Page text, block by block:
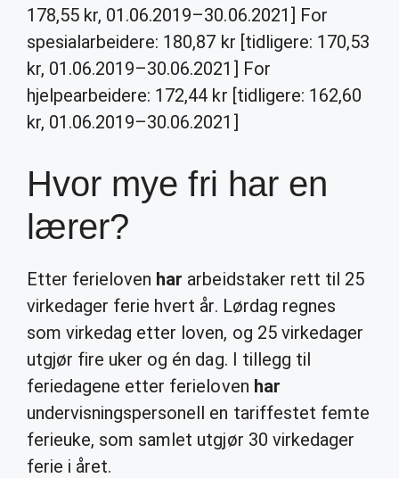
178,55 kr, 01.06.2019–30.06.2021] For
spesialarbeidere: 180,87 kr [tidligere: 170,53
kr, 01.06.2019–30.06.2021] For
hjelpearbeidere: 172,44 kr [tidligere: 162,60
kr, 01.06.2019–30.06.2021]
Hvor mye fri har en
lærer?
Etter ferieloven har arbeidstaker rett til 25
virkedager ferie hvert år. Lørdag regnes
som virkedag etter loven, og 25 virkedager
utgjør fire uker og én dag. I tillegg til
feriedagene etter ferieloven har
undervisningspersonell en tariffestet femte
ferieuke, som samlet utgjør 30 virkedager
ferie i året.